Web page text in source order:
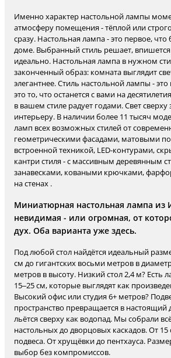
Именно характер настольной лампы
атмосферу помещения - тёплой или
сразу. Настольная лампа - это первое, что
доме. Выбранный стиль решает,
идеально. Настольная лампа в нужном
законченный образ: комната выглядит
элегантнее. Стиль настольной лампы -
это то, что останется с вами на
в вашем стиле радует годами. Свет сверху
интерьеру. В наличии более 11 тысяч
ламп всех возможных стилей от
геометрическими фасадами, матовыми
встроенной техникой, LED-контурами,
кантри стиля - с массивным деревянным
занавесками, коваными крючками,
на стенах .
Миниатюрная настольная лампа из
невидимая - или огромная, от
дух. Оба варианта уже здесь.
Под любой стол найдётся идеальный
см до гигантских восьми метров в
метров в высоту. Низкий стол 2,4 м? Есть
15–25 см, которые выглядят как
Высокий офис или студия 6+ метров?
пространство превращается в настоящий
льётся сверху как водопад. Мы собрали
настольных до дворцовых каскадов. От
подвеса. От хрущёвки до пентхауса.
выбор без компромиссов.